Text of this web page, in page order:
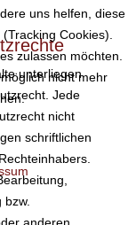
unterliegen
Jede
nicht
schriftlichen
uns helfen, diese
Cookies).
zulassen möchten.
nicht mehr